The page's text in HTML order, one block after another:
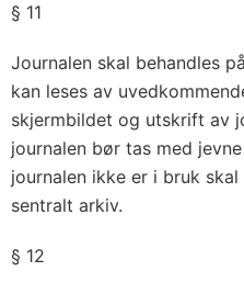
§ 11
Journalen skal behandles
kan leses av
skjermbildet og utskrift av
journalen bør tas med
journalen ikke er i bruk
sentralt arkiv.
§ 12